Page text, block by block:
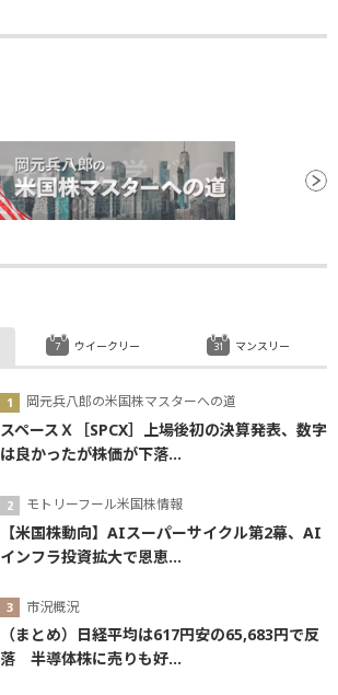
岡元兵八郎の米国株マスターへの道
スペースＸ［SPCX］上場後初の決算発表、数字
は良かったが株価が下落...
モトリーフール米国株情報
【米国株動向】AIスーパーサイクル第2幕、AI
インフラ投資拡大で恩恵...
市況概況
（まとめ）日経平均は617円安の65,683円で反
落 半導体株に売りも好...
ウイークリー マンスリー